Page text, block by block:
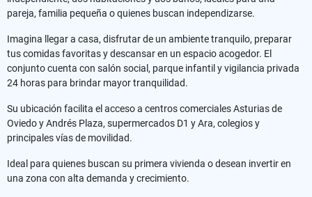
pareja, familia pequeña o quienes buscan independizarse.
Imagina llegar a casa, disfrutar de un ambiente tranquilo, preparar
tus comidas favoritas y descansar en un espacio acogedor. El
conjunto cuenta con salón social, parque infantil y vigilancia privada
24 horas para brindar mayor tranquilidad.
Su ubicación facilita el acceso a centros comerciales Asturias de
Oviedo y Andrés Plaza, supermercados D1 y Ara, colegios y
principales vías de movilidad.
Ideal para quienes buscan su primera vivienda o desean invertir en
una zona con alta demanda y crecimiento.